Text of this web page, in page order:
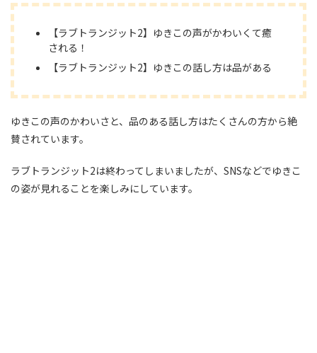
【ラブトランジット2】ゆきこの声がかわいくて癒
される！
【ラブトランジット2】ゆきこの話し方は品がある
ゆきこの声のかわいさと、品のある話し方はたくさんの方から絶
賛されています。
ラブトランジット2は終わってしまいましたが、SNSなどでゆきこ
の姿が見れることを楽しみにしています。